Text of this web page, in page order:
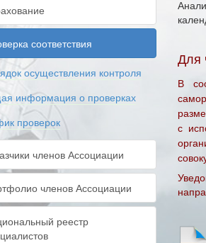
соответствия
осуществления контроля
информация о проверках
проверок
членов Ассоциации
членов Ассоциации
реестр
Для
В
с